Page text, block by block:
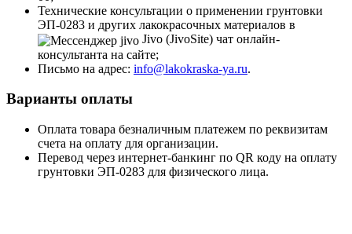
Технические консультации о применении грунтовки
ЭП-0283 и других лакокрасочных материалов в
Jivo (JivoSite) чат онлайн-
консультанта на сайте;
Письмо на адрес: info@lakokraska-ya.ru.
Варианты оплаты
Оплата товара безналичным платежем по реквизитам
счета на оплату для организации.
Перевод через интернет-банкинг по QR коду на оплату
грунтовки ЭП-0283 для физического лица.